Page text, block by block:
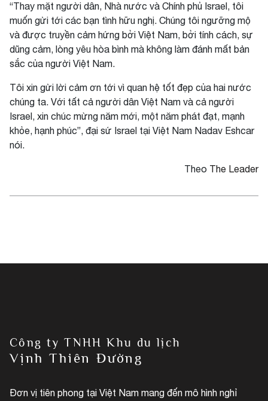
“Thay mặt người dân, Nhà nước và Chính phủ Israel, tôi
muốn gửi tới các bạn tình hữu nghị. Chúng tôi ngưỡng mộ
và được truyền cảm hứng bởi Việt Nam, bởi tính cách, sự
dũng cảm, lòng yêu hòa bình mà không làm đánh mất bản
sắc của người Việt Nam.
Tôi xin gửi lời cảm ơn tới vì quan hệ tốt đẹp của hai nước
chúng ta. Với tất cả người dân Việt Nam và cả người
Israel, xin chúc mừng năm mới, một năm phát đạt, mạnh
khỏe, hạnh phúc”, đại sứ Israel tại Việt Nam Nadav Eshcar
nói.
Theo The Leader
Công ty TNHH Khu du lịch
Vịnh Thiên Đường
Đơn vị tiên phong tại Việt Nam mang đến mô hình nghỉ